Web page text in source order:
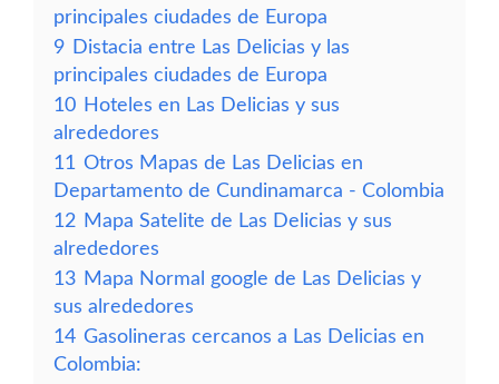
principales ciudades de Europa
9 Distacia entre Las Delicias y las
principales ciudades de Europa
10 Hoteles en Las Delicias y sus
alrededores
11 Otros Mapas de Las Delicias en
Departamento de Cundinamarca - Colombia
12 Mapa Satelite de Las Delicias y sus
alrededores
13 Mapa Normal google de Las Delicias y
sus alrededores
14 Gasolineras cercanos a Las Delicias en
Colombia: